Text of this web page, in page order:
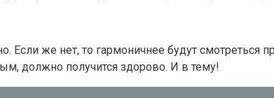
же нет, то гармоничнее будут смотреться
должно получится здорово. И в тему!